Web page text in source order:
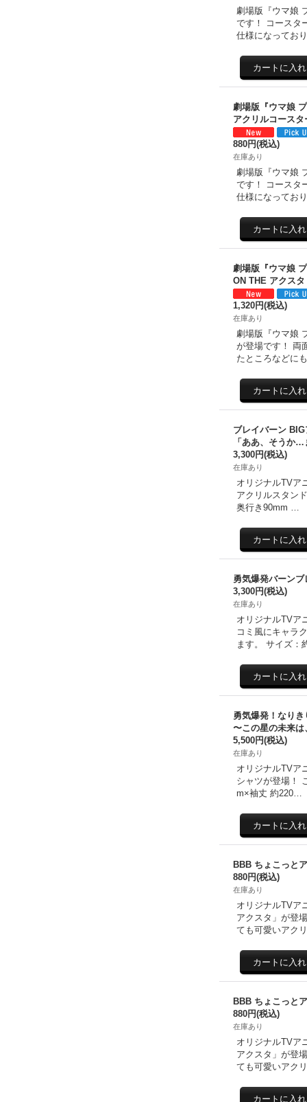
劇場版『ウマ娘
です！ コースタ
仕様になってお
劇場版『ウマ娘
アクリルコース
880円(税込)
在庫あり
劇場版『ウマ娘
です！ コースタ
仕様になってお
劇場版『ウマ娘
ON THE アクス
1,320円(税込)
在庫あり
劇場版『ウマ娘
が登場です！ 両
たところなどに
ブレイバーン
「ああ、そうか
3,300円(税込)
在庫あり
オリジナルTVア
アクリルスタン
奥行き90mm …
勇気爆発バーン
3,300円(税込)
在庫あり
オリジナルTVア
コミ風にキャラ
ます。 サイズ：
勇気爆発！なりき
〜この星の未来
5,500円(税込)
在庫あり
オリジナルTVア
シャツが登場！
m×袖丈 約220…
BBB ちょこっと
880円(税込)
在庫あり
オリジナルTVア
アクスタ」が登
ても可愛いアク
BBB ちょこっと
880円(税込)
在庫あり
オリジナルTVア
アクスタ」が登
ても可愛いアク